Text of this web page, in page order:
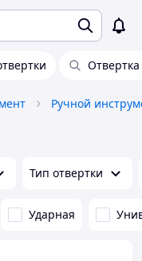
Ручной
Тип отвертки
Ударная